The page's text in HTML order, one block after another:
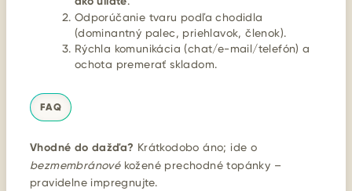
Odporúčanie tvaru podľa chodidla
(dominantný palec, priehlavok, členok).
Rýchla komunikácia (chat/e-mail/telefón) a
ochota premerať skladom.
FAQ
Vhodné do dažďa? Krátkodobo áno; ide o
bezmembránovékožené prechodné topánky –
pravidelne impregnujte.